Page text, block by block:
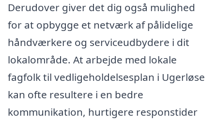
Derudover giver det dig også mulighed
for at opbygge et netværk af pålidelige
håndværkere og serviceudbydere i dit
lokalområde. At arbejde med lokale
fagfolk til vedligeholdelsesplan i Ugerløse
kan ofte resultere i en bedre
kommunikation, hurtigere responstider